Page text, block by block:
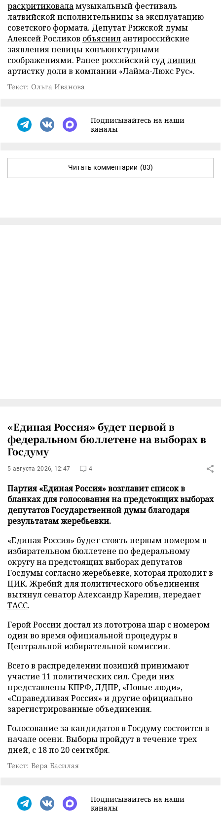
раскритиковаламузыкальный фестиваль
латвийской исполнительницы за эксплуатацию
советского формата. Депутат Рижской думы
Алексей Росликов объяснил антироссийские
заявления певицы конъюнктурными
соображениями. Ранее российский суд лишил
артистку доли в компании «Лайма-Люкс Рус».
Текст: Ольга Иванова
Подписывайтесь на наши
каналы
Читать комментарии (83)
«Единая Россия» будет первой в
федеральном бюллетене на выборах в
Госдуму
5 августа 2026, 12:47 4
Партия «Единая Россия» возглавит список в
бланках для голосования на предстоящих выборах
депутатов Государственной думы благодаря
результатам жеребьевки.
«Единая Россия» будет стоять первым номером в
избирательном бюллетене по федеральному
округу на предстоящих выборах депутатов
Госдумы согласно жеребьевке, которая проходит в
ЦИК. Жребий для политического объединения
вытянул сенатор Александр Карелин, передает
ТАСС.
Герой России достал из лототрона шар с номером
один во время официальной процедуры в
Центральной избирательной комиссии.
Всего в распределении позиций принимают
участие 11 политических сил. Среди них
представлены КПРФ, ЛДПР, «Новые люди»,
«Справедливая Россия» и другие официально
зарегистрированные объединения.
Голосование за кандидатов в Госдуму состоится в
начале осени. Выборы пройдут в течение трех
дней, с 18 по 20 сентября.
Текст: Вера Басилая
Подписывайтесь на наши
каналы